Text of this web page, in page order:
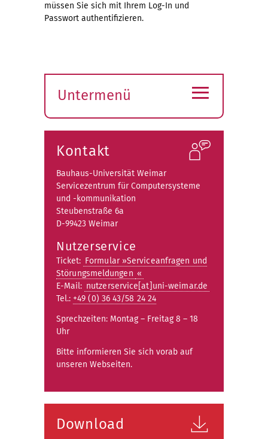
müssen Sie sich mit Ihrem Log-In und
Passwort authentifizieren.
Untermenü
öffnen
≡
Kontakt
Bauhaus-Universität Weimar
Servicezentrum für Computersysteme
und -kommunikation
Steubenstraße 6a
D-99423 Weimar
Nutzerservice
Ticket: Formular »Serviceanfragen und
Störungsmeldungen «
E-Mail: nutzerservice[at]uni-weimar.de
Tel.: +49 (0) 36 43/58 24 24
Sprechzeiten: Montag – Freitag 8 – 18
Uhr
Bitte informieren Sie sich vorab auf
unseren Webseiten.
Download